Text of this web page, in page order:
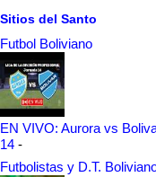
Sitios del Santo
Futbol Boliviano
EN VIVO: Aurora vs
14 -
Futbolistas y D.T.